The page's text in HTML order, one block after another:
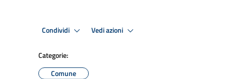
Condividi Vedi azioni
Categorie:
Comune